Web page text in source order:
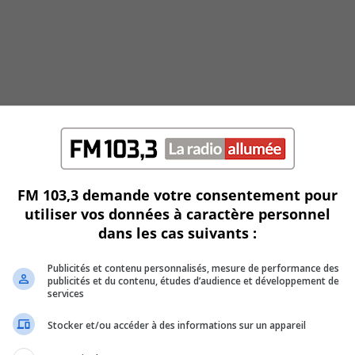
la médecine vétérinaire pour les animaux de
échographie (abdominale et cardiaque). Au cours des
vétérinaires sur l’île de Montréal. Son expérience lui a
vétérinaire. C’est pour cette raison que Vet & Cie a vu le
le but d’informer les gens sur une santé plus globale
FM 103,3 demande votre consentement pour
utiliser vos données à caractère personnel
dans les cas suivants :
Publicités et contenu personnalisés, mesure de performance des
publicités et du contenu, études d’audience et développement de
services
Stocker et/ou accéder à des informations sur un appareil